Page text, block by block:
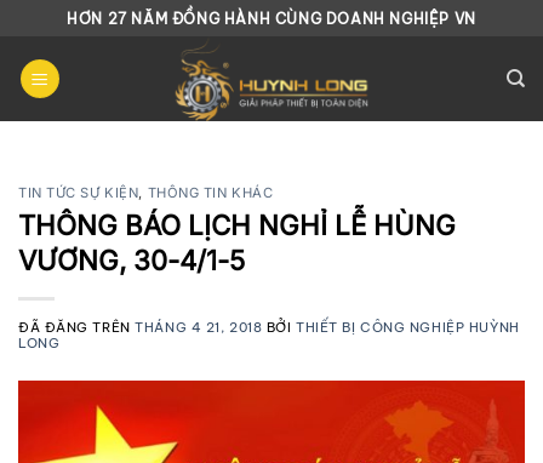
Chuyển
nội
dung
HƠN 27 NĂM ĐỒNG HÀNH CÙNG DOANH NGHIỆP VN
TIN TỨC SỰ KIỆN, THÔNG TIN KHÁC
THÔNG BÁO LỊCH NGHỈ LỄ HÙNG
VƯƠNG, 30-4/1-5
ĐÃ ĐĂNG TRÊNTHÁNG 4 21, 2018 BỞITHIẾT BỊ CÔNG NGHIỆP HUỲNH
LONG